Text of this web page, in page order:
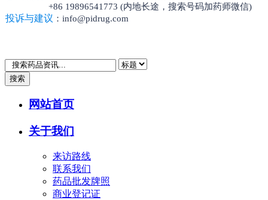
+86 19896541773 (内地长途，搜索号码加药师微信)
投诉与建议 ：info@pidrug.com
搜索
网站首页
关于我们
来访路线
联系我们
药品批发牌照
商业登记证